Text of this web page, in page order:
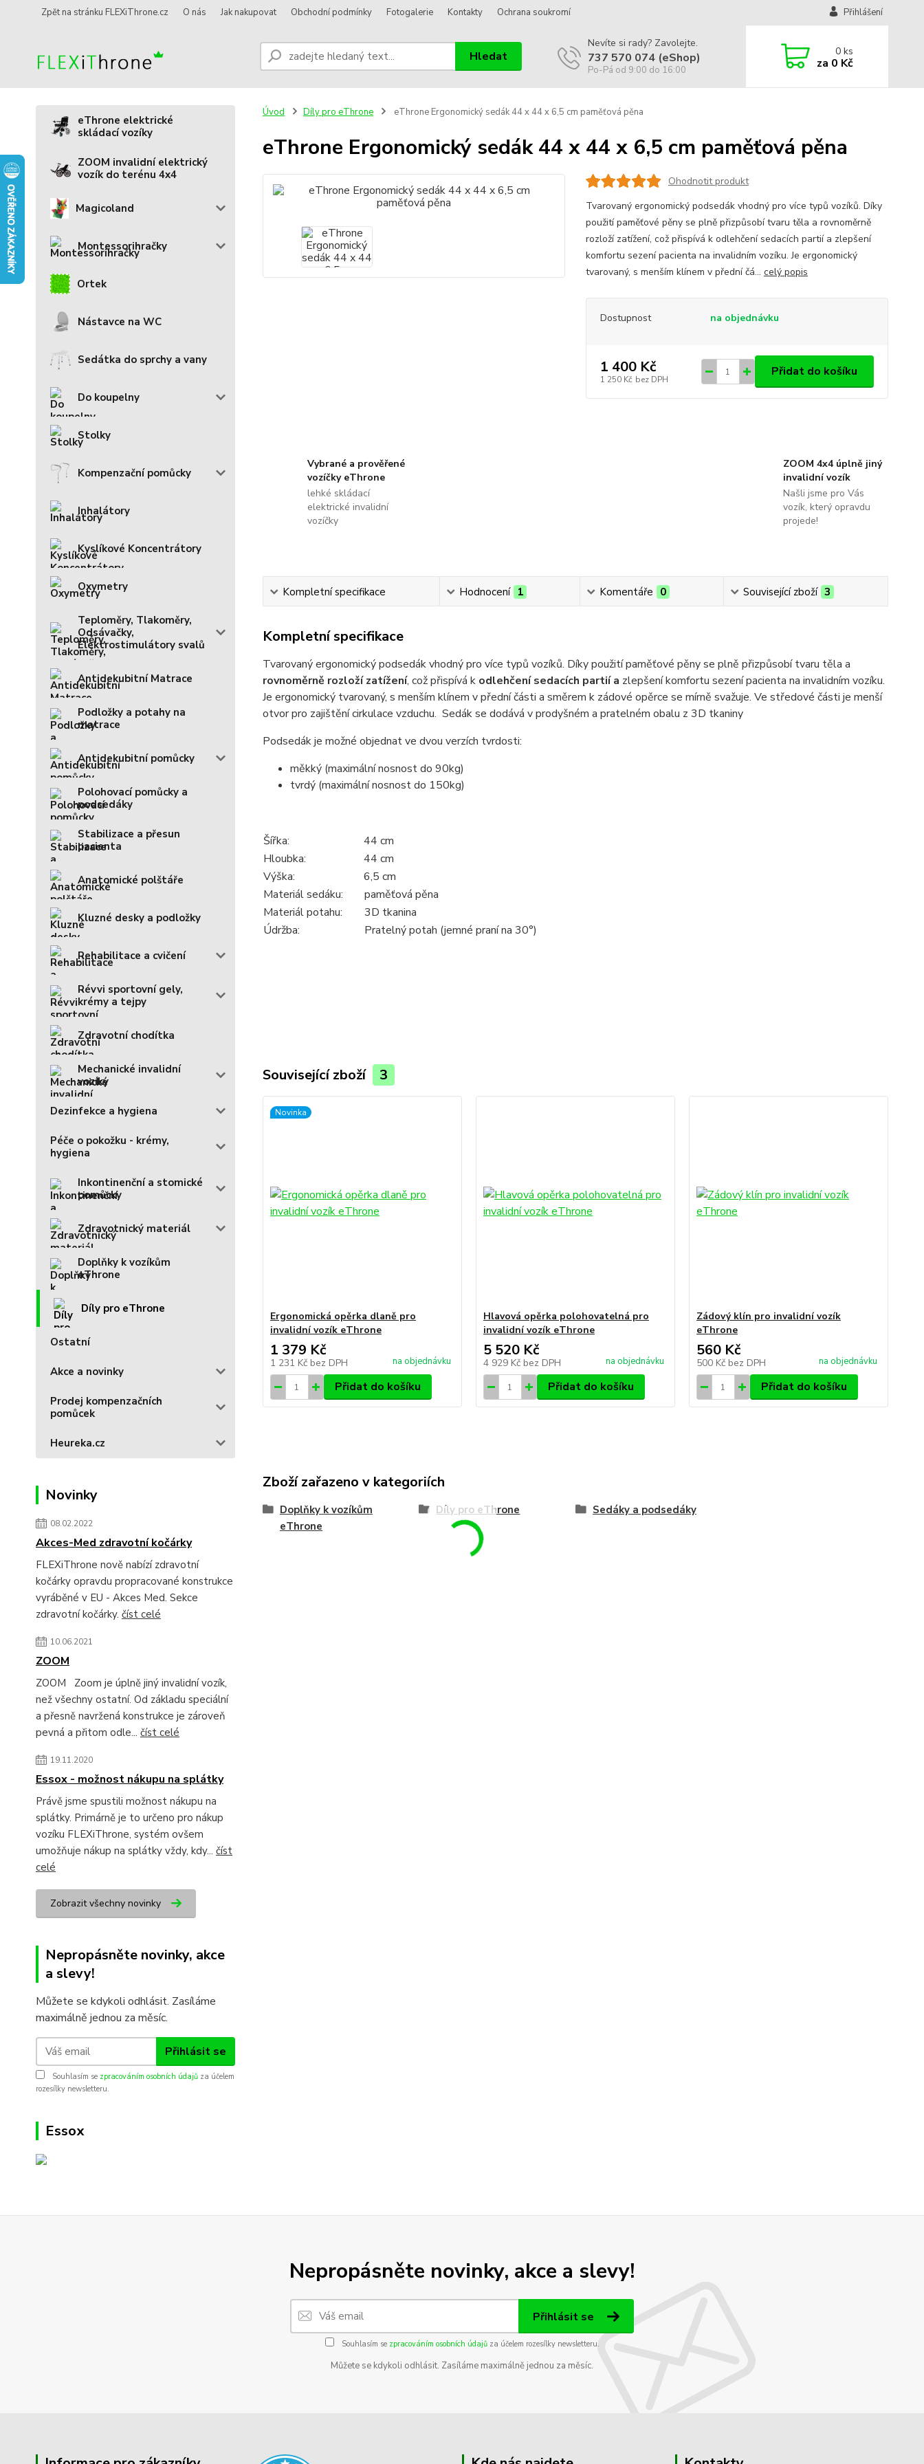
Zpět na stránku FLEXiThrone.cz O nás Jak nakupovat Obchodní podmínky Fotogalerie Kontakty Ochrana soukromí Přihlášení
Hledat
Nevíte si rady? Zavolejte.
737 570 074 (eShop)
Po-Pá od 9:00 do 16:00
0ks
za 0 Kč
eThrone elektrické
skládací vozíky
ZOOM invalidní elektrický
vozík do terénu 4x4
Magicoland
Montessorihračky
Ortek
Nástavce na WC
Sedátka do sprchy a vany
Do koupelny
Stolky
Kompenzační pomůcky
Inhalátory
Kyslíkové Koncentrátory
Oxymetry
Teploměry, Tlakoměry,
Odsávačky,
Elektrostimulátory svalů
Antidekubitní Matrace
Podložky a potahy na
matrace
Antidekubitní pomůcky
Polohovací pomůcky a
podsedáky
Stabilizace a přesun
pacienta
Anatomické polštáře
Kluzné desky a podložky
Rehabilitace a cvičení
Révvi sportovní gely,
krémy a tejpy
Zdravotní chodítka
Mechanické invalidní
vozíky
Dezinfekce a hygiena
Péče o pokožku - krémy,
hygiena
Inkontinenční a stomické
pomůcky
Zdravotnický materiál
Doplňky k vozíkům
eThrone
Díly pro eThrone
Ostatní
Akce a novinky
Prodej kompenzačních
pomůcek
Heureka.cz
Novinky
08.02.2022
Akces-Med zdravotní kočárky
FLEXiThrone nově nabízí zdravotní
kočárky opravdu propracované konstrukce
vyráběné v EU - Akces Med. Sekce
zdravotní kočárky. číst celé
10.06.2021
ZOOM
ZOOM Zoom je úplně jiný invalidní vozík,
než všechny ostatní. Od základu speciální
a přesně navržená konstrukce je zároveň
pevná a přitom odle... číst celé
19.11.2020
Essox - možnost nákupu na splátky
Právě jsme spustili možnost nákupu na
splátky. Primárně je to určeno pro nákup
vozíku FLEXiThrone, systém ovšem
umožňuje nákup na splátky vždy, kdy... číst
celé
Zobrazit všechny novinky
Nepropásněte novinky, akce
a slevy!
Můžete se kdykoli odhlásit. Zasíláme
maximálně jednou za měsíc.
Přihlásit se
Souhlasím se zpracováním osobních údajů za účelem
rozesílky newsletteru.
Essox
Úvod Díly pro eThrone eThrone Ergonomický sedák 44 x 44 x 6,5 cm paměťová pěna
eThrone Ergonomický sedák 44 x 44 x 6,5 cm paměťová pěna
Ohodnotit produkt
Tvarovaný ergonomický podsedák vhodný pro více typů vozíků. Díky
použití paměťové pěny se plně přizpůsobí tvaru těla a rovnoměrně
rozloží zatížení, což přispívá k odlehčení sedacích partií a zlepšení
komfortu sezení pacienta na invalidním vozíku. Je ergonomický
tvarovaný, s menším klínem v přední čá... celý popis
Dostupnost na objednávku
1 400 Kč
1 250 Kč bez DPH
Přidat do košíku
Vybrané a prověřené
vozíčky eThrone
lehké skládací
elektrické invalidní
vozíčky
ZOOM 4x4 úplně jiný
invalidní vozík
Našli jsme pro Vás
vozík, který opravdu
projede!
Kompletní specifikace Hodnocení 1 Komentáře 0 Související zboží 3
Kompletní specifikace
Tvarovaný ergonomický podsedák vhodný pro více typů vozíků. Díky použití paměťové pěny se plně přizpůsobí tvaru těla a
rovnoměrně rozloží zatížení, což přispívá k odlehčení sedacích partií a zlepšení komfortu sezení pacienta na invalidním vozíku.
Je ergonomický tvarovaný, s menším klínem v přední části a směrem k zádové opěrce se mírně svažuje. Ve středové části je menší
otvor pro zajištění cirkulace vzduchu. Sedák se dodává v prodyšném a pratelném obalu z 3D tkaniny
Podsedák je možné objednat ve dvou verzích tvrdosti:
měkký (maximální nosnost do 90kg)
tvrdý (maximální nosnost do 150kg)
Šířka:
44 cm
Hloubka:
44 cm
Výška:
6,5 cm
Materiál sedáku:
paměťová pěna
Materiál potahu:
3D tkanina
Údržba:
Pratelný potah (jemné praní na 30°)
Související zboží 3
Novinka
Ergonomická opěrka dlaně pro
invalidní vozík eThrone
1 379 Kč
1 231 Kč bez DPH na objednávku
Přidat do košíku
Hlavová opěrka polohovatelná pro
invalidní vozík eThrone
5 520 Kč
4 929 Kč bez DPH na objednávku
Přidat do košíku
Zádový klín pro invalidní vozík
eThrone
560 Kč
500 Kč bez DPH na objednávku
Přidat do košíku
Zboží zařazeno v kategoriích
Doplňky k vozíkům
eThrone
Díly pro eThrone Sedáky a podsedáky
Nepropásněte novinky, akce a slevy!
Přihlásit se
Souhlasím se zpracováním osobních údajůza účelem rozesílky newsletteru.
Můžete se kdykoli odhlásit. Zasíláme maximálně jednou za měsíc.